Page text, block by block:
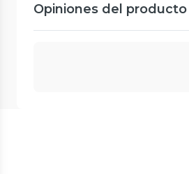
Opiniones del producto